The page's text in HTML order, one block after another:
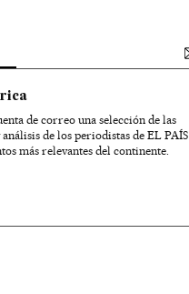
de correo una selección de las
de los periodistas de EL PAÍS
más relevantes del continente.